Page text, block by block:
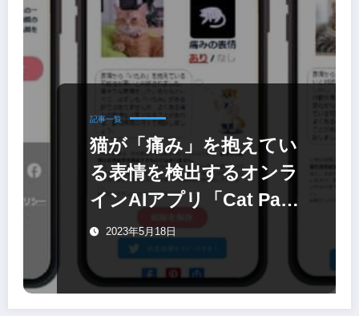
記事一覧
猫が「痛み」を抱えてい
る表情を検出するオンラ
インAIアプリ「Cat Pain
Detector」
2023年5月18日